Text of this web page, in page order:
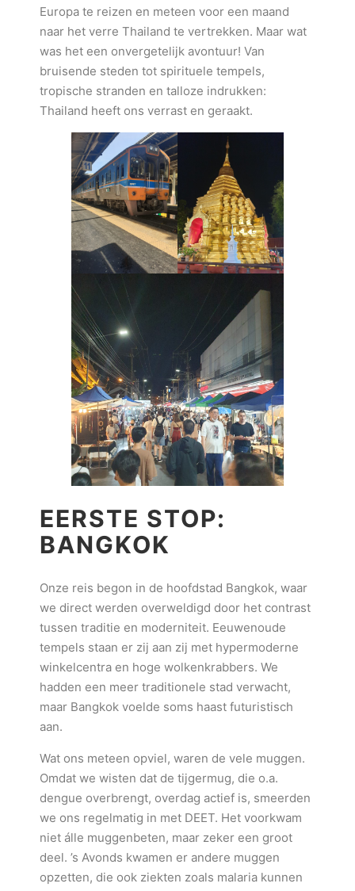
Europa te reizen en meteen voor een maand
naar het verre Thailand te vertrekken. Maar wat
was het een onvergetelijk avontuur! Van
bruisende steden tot spirituele tempels,
tropische stranden en talloze indrukken:
Thailand heeft ons verrast en geraakt.
EERSTE STOP:
BANGKOK
Onze reis begon in de hoofdstad Bangkok, waar
we direct werden overweldigd door het contrast
tussen traditie en moderniteit. Eeuwenoude
tempels staan er zij aan zij met hypermoderne
winkelcentra en hoge wolkenkrabbers. We
hadden een meer traditionele stad verwacht,
maar Bangkok voelde soms haast futuristisch
aan.
Wat ons meteen opviel, waren de vele muggen.
Omdat we wisten dat de tijgermug, die o.a.
dengue overbrengt, overdag actief is, smeerden
we ons regelmatig in met DEET. Het voorkwam
niet álle muggenbeten, maar zeker een groot
deel. ’s Avonds kwamen er andere muggen
opzetten, die ook ziekten zoals malaria kunnen